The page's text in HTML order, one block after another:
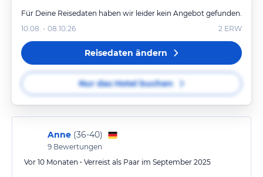
Für Deine Reisedaten haben wir leider kein Angebot gefunden.
10.08. - 08.10.26
2 ERW
Reisedaten ändern
Nur das Hotel buchen
Anne (36-40)
9 Bewertungen
Vor 10 Monaten • Verreist als Paar im September 2025